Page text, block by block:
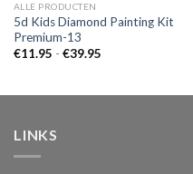
ALLE PRODUCTEN
5d Kids Diamond Painting Kit
Premium-13
€11.95 - €39.95Prijsklasse:
LINKS